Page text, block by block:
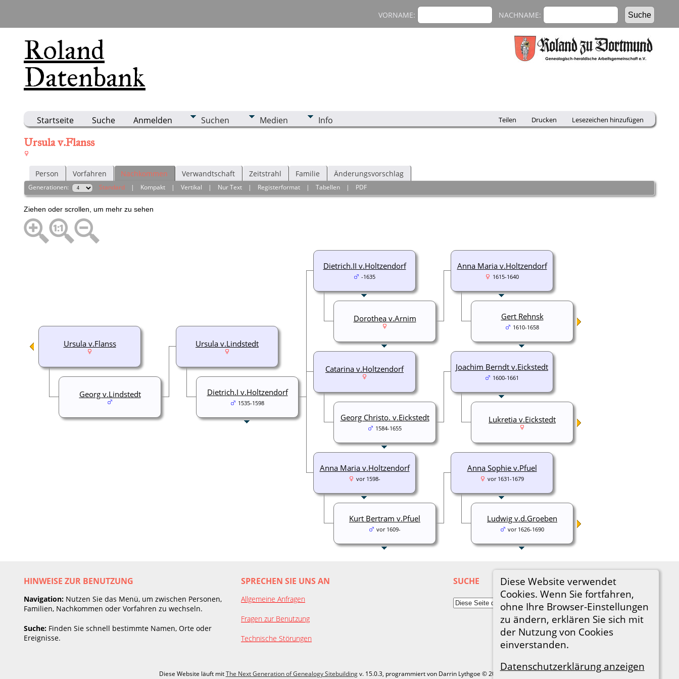
Roland
Datenbank
VORNAME: NACHNAME:
Startseite Suche Anmelden Suchen Medien Info Teilen Drucken Lesezeichen hinzufügen
Diese Website verwendet
Cookies. Wenn Sie fortfahren,
ohne Ihre Browser-Einstellungen
zu ändern, erklären Sie sich mit
der Nutzung von Cookies
einverstanden.
Datenschutzerklärung anzeigen
Ursula v.Flanss
Person Vorfahren Nachkommen Verwandtschaft Zeitstrahl Familie Änderungsvorschlag
Generationen: Standard | Kompakt |Vertikal | Nur Text | Registerformat |Tabellen | PDF
Ziehen oder scrollen, um mehr zu sehen
Anna Maria v.Holtzendorf
1615-1640
Gert Rehnsk
1610-1658
Dietrich.II v.Holtzendorf
-1635
Dorothea v.Arnim
Joachim Berndt v.Eickstedt
1600-1661
Lukretia v.Eickstedt
Catarina v.Holtzendorf
Georg Christo. v.Eickstedt
1584-1655
Anna Sophie v.Pfuel
vor 1631-1679
Ludwig v.d.Groeben
vor 1626-1690
Anna Maria v.Holtzendorf
vor 1598-
Kurt Bertram v.Pfuel
vor 1609-
Ursula v.Lindstedt
Dietrich.I v.Holtzendorf
1535-1598
Ursula v.Flanss
Georg v.Lindstedt
HINWEISE ZUR BENUTZUNG
Navigation: Nutzen Sie das Menü, um zwischen Personen,
Familien, Nachkommen oder Vorfahren zu wechseln.
Suche: Finden Sie schnell bestimmte Namen, Orte oder
Ereignisse.
SPRECHEN SIE UNS AN
Allgemeine Anfragen
Fragen zur Benutzung
Technische Störungen
SUCHE
Diese Website läuft mitThe Next Generation of Genealogy Sitebuildingv. 15.0.3, programmiert von Darrin Lythgoe © 2001-2026.